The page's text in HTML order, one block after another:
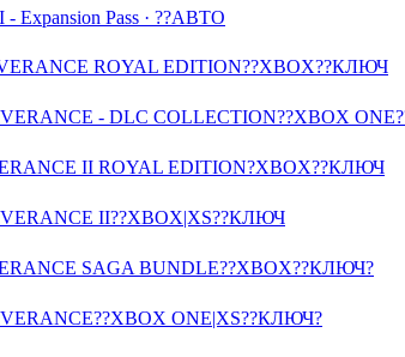
- Expansion Pass · ??АВТО
ROYAL EDITION??XBOX??КЛЮЧ
- DLC COLLECTION??XBOX
II ROYAL EDITION?XBOX??КЛЮЧ
II??XBOX|XS??КЛЮЧ
SAGA BUNDLE??XBOX??КЛЮЧ?
ONE|XS??КЛЮЧ?